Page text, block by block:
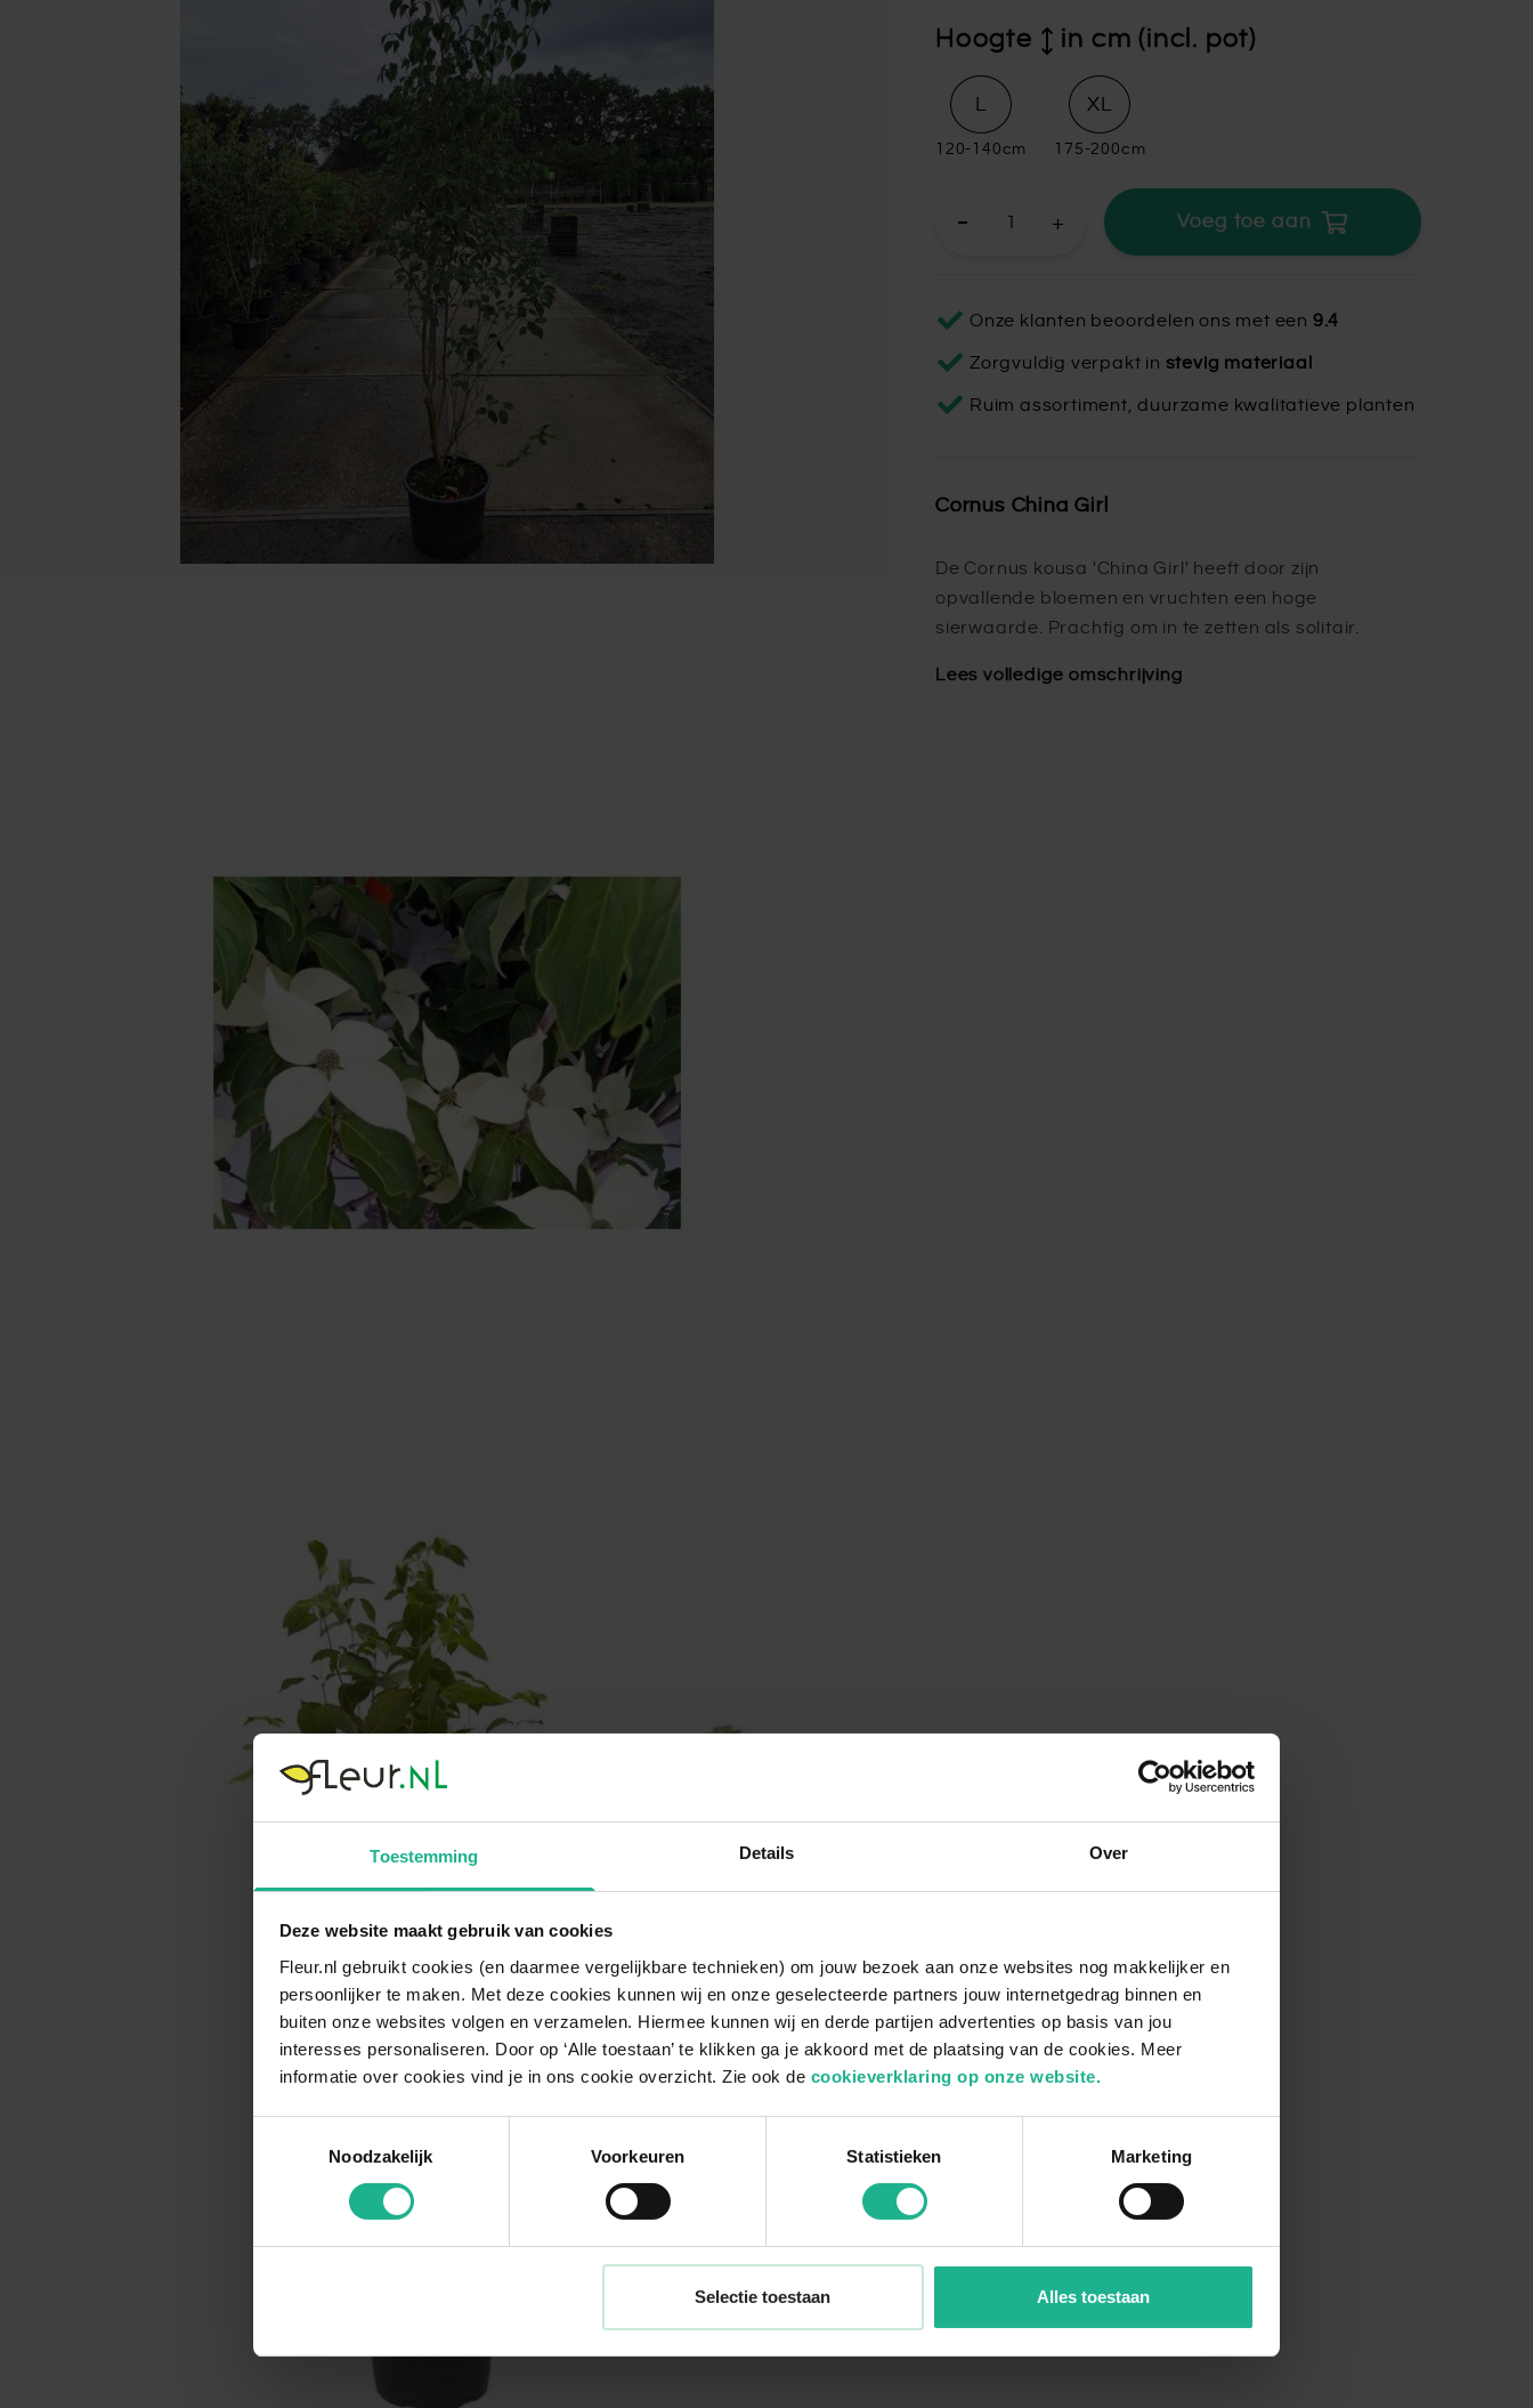
Toestemming Details Over
Deze website maakt gebruik van cookies
Fleur.nl gebruikt cookies (en daarmee vergelijkbare technieken) om jouw bezoek aan onze websites nog makkelijker en
persoonlijker te maken. Met deze cookies kunnen wij en onze geselecteerde partners jouw internetgedrag binnen en
buiten onze websites volgen en verzamelen. Hiermee kunnen wij en derde partijen advertenties op basis van jou
interesses personaliseren. Door op ‘Alle toestaan’ te klikken ga je akkoord met de plaatsing van de cookies. Meer
informatie over cookies vind je in ons cookie overzicht. Zie ook de cookieverklaring op onze website.
Noodzakelijk
Voorkeuren Statistieken Marketing
Selectie toestaan Alles toestaan
Hoogte in cm (incl. pot)
120-140cm
XL
175-200cm
+ Voeg toe aan
Onze klanten beoordelen ons met een 9.4
Zorgvuldig verpakt in stevig materiaal
Ruim assortiment, duurzame kwalitatieve planten
Cornus China Girl
De Cornus kousa 'China Girl' heeft door zijn
opvallende bloemen en vruchten een hoge
sierwaarde. Prachtig om in te zetten als solitair.
Lees volledige omschrijving